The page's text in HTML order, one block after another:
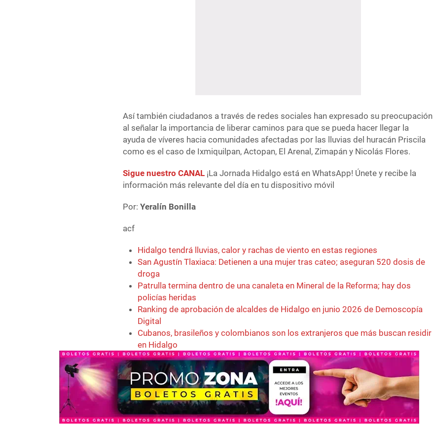
Así también ciudadanos a través de redes sociales han expresado su preocupación
al señalar la importancia de liberar caminos para que se pueda hacer llegar la
ayuda de víveres hacia comunidades afectadas por las lluvias del huracán Priscila
como es el caso de Ixmiquilpan, Actopan, El Arenal, Zimapán y Nicolás Flores.
Sigue nuestro CANAL ¡La Jornada Hidalgo está en WhatsApp! Únete y recibe la
información más relevante del día en tu dispositivo móvil
Por:Yeralín Bonilla
acf
Hidalgo tendrá lluvias, calor y rachas de viento en estas regiones
San Agustín Tlaxiaca: Detienen a una mujer tras cateo; aseguran 520 dosis de
droga
Patrulla termina dentro de una canaleta en Mineral de la Reforma; hay dos
policías heridas
Ranking de aprobación de alcaldes de Hidalgo en junio 2026 de Demoscopía
Digital
Cubanos, brasileños y colombianos son los extranjeros que más buscan residir
en Hidalgo